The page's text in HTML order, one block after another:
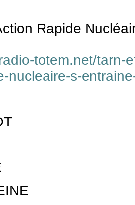
Rapide
totem.net/tarn-
nucleaire-s-